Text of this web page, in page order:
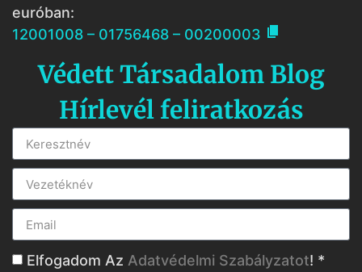
euróban:
12001008 – 01756468 – 00200003 
Védett Társadalom Blog
Hírlevél feliratkozás
Elfogadom Az Adatvédelmi Szabályzatot! *